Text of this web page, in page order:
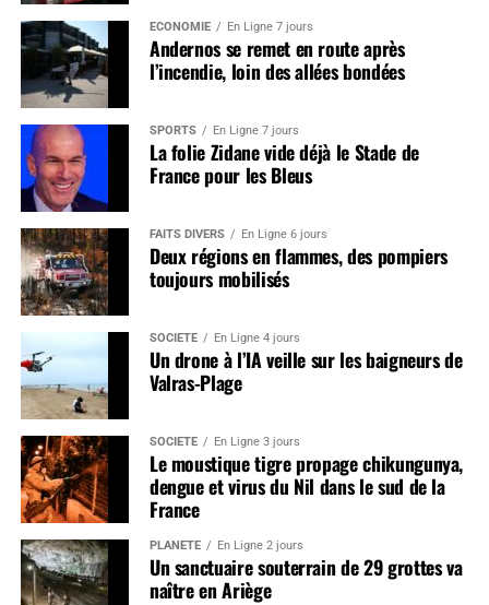
ÉCONOMIE En Ligne 7 jours
Andernos se remet en route après
l’incendie, loin des allées bondées
SPORTS En Ligne 7 jours
La folie Zidane vide déjà le Stade de
France pour les Bleus
FAITS DIVERS En Ligne 6 jours
Deux régions en flammes, des pompiers
toujours mobilisés
SOCIÉTÉ En Ligne 4 jours
Un drone à l’IA veille sur les baigneurs de
Valras-Plage
SOCIÉTÉ En Ligne 3 jours
Le moustique tigre propage chikungunya,
dengue et virus du Nil dans le sud de la
France
PLANÈTE En Ligne 2 jours
Un sanctuaire souterrain de 29 grottes va
naître en Ariège